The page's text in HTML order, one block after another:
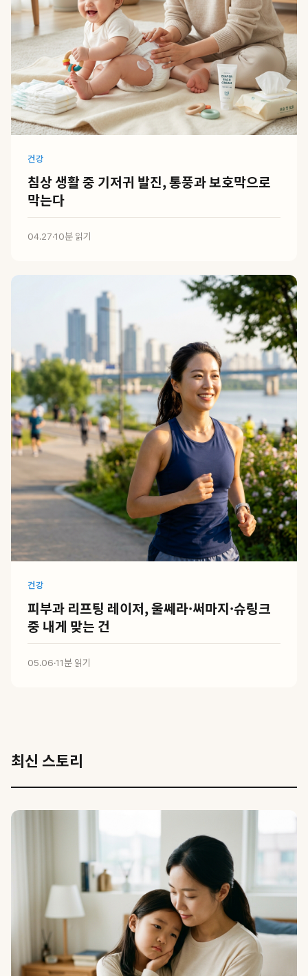
건강
침상 생활 중 기저귀 발진, 통풍과 보호막으로
막는다
04.27·10분 읽기
건강
피부과 리프팅 레이저, 울쎄라·써마지·슈링크
중 내게 맞는 건
05.06·11분 읽기
최신 스토리